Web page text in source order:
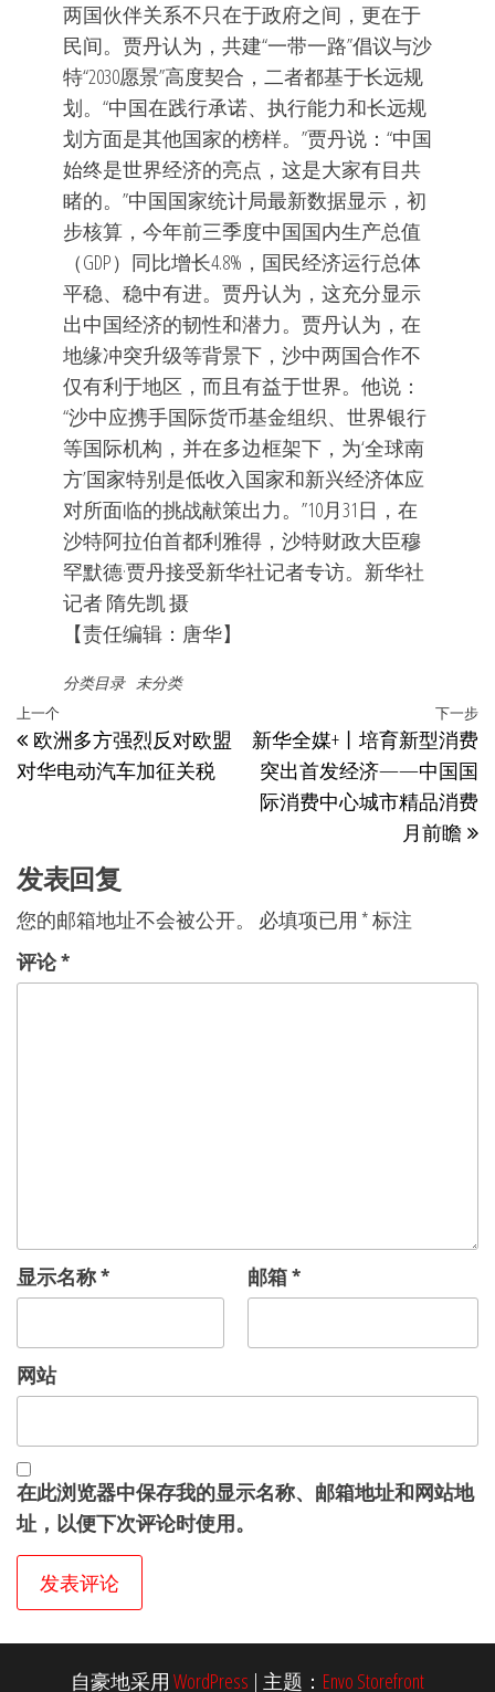
两国伙伴关系不只在于政府之间，更在于
民间。贾丹认为，共建“一带一路”倡议与沙
特“2030愿景”高度契合，二者都基于长远规
划。“中国在践行承诺、执行能力和长远规
划方面是其他国家的榜样。”贾丹说：“中国
始终是世界经济的亮点，这是大家有目共
睹的。”中国国家统计局最新数据显示，初
步核算，今年前三季度中国国内生产总值
（GDP）同比增长4.8%，国民经济运行总体
平稳、稳中有进。贾丹认为，这充分显示
出中国经济的韧性和潜力。贾丹认为，在
地缘冲突升级等背景下，沙中两国合作不
仅有利于地区，而且有益于世界。他说：
“沙中应携手国际货币基金组织、世界银行
等国际机构，并在多边框架下，为‘全球南
方’国家特别是低收入国家和新兴经济体应
对所面临的挑战献策出力。”10月31日，在
沙特阿拉伯首都利雅得，沙特财政大臣穆
罕默德·贾丹接受新华社记者专访。新华社
记者 隋先凯 摄
【责任编辑：唐华】
分类目录 未分类
文
章
导
上
一
篇
上一个
欧洲多方强烈反对欧盟
对华电动汽车加征关税
下一步
新华全媒+丨培育新型消费
突出首发经济——中国国
际消费中心城市精品消费
月前瞻
发表回复
您的邮箱地址不会被公开。 必填项已用 *标注
评论*
显示名称* 邮箱*
网站
在此浏览器中保存我的显示名称、邮箱地址和网站地
址，以便下次评论时使用。
自豪地采用 WordPress | 主题： Envo Storefront